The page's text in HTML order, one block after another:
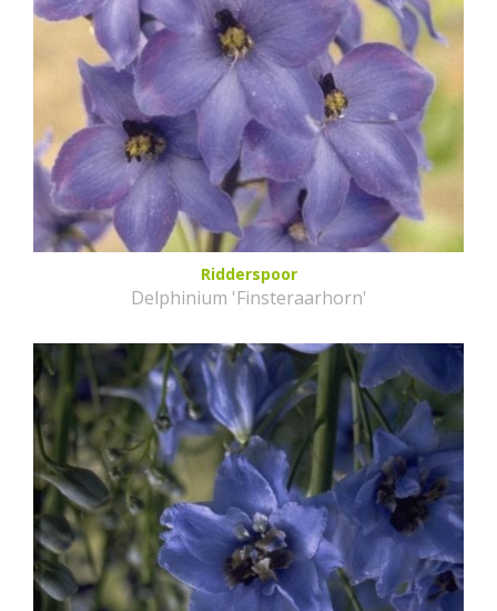
Ridderspoor
Delphinium 'Finsteraarhorn'